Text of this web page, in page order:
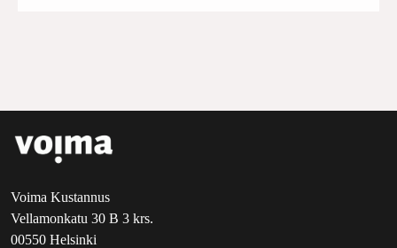
Voima Kustannus
Vellamonkatu 30 B 3 krs.
00550 Helsinki